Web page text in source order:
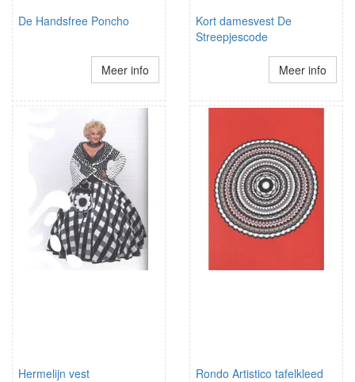
De Handsfree Poncho
Meer info
Kort damesvest De
Streepjescode
Meer info
Hermelijn vest Rondo Artistico tafelkleed